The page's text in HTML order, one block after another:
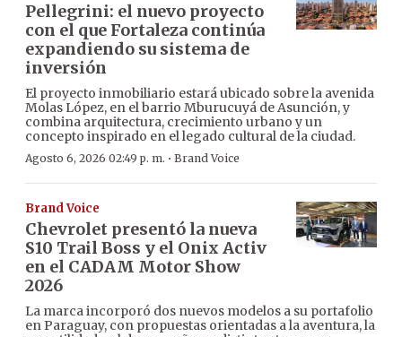
Pellegrini: el nuevo proyecto
con el que Fortaleza continúa
expandiendo su sistema de
inversión
El proyecto inmobiliario estará ubicado sobre la avenida
Molas López, en el barrio Mburucuyá de Asunción, y
combina arquitectura, crecimiento urbano y un
concepto inspirado en el legado cultural de la ciudad.
Agosto 6, 2026 02:49 p. m. · Brand Voice
Brand Voice
Chevrolet presentó la nueva
S10 Trail Boss y el Onix Activ
en el CADAM Motor Show
2026
La marca incorporó dos nuevos modelos a su portafolio
en Paraguay, con propuestas orientadas a la aventura, la